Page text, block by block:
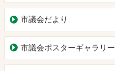
市議会だより
市議会ポスターギャラリー